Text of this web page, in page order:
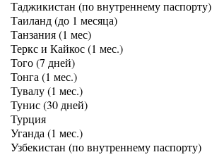
Таджикистан (по внутреннему паспорту)
Таиланд (до 1 месяца)
Танзания (1 мес)
Теркс и Кайкос (1 мес.)
Того (7 дней)
Тонга (1 мес.)
Тувалу (1 мес.)
Тунис (30 дней)
Турция
Уганда (1 мес.)
Узбекистан (по внутреннему паспорту)